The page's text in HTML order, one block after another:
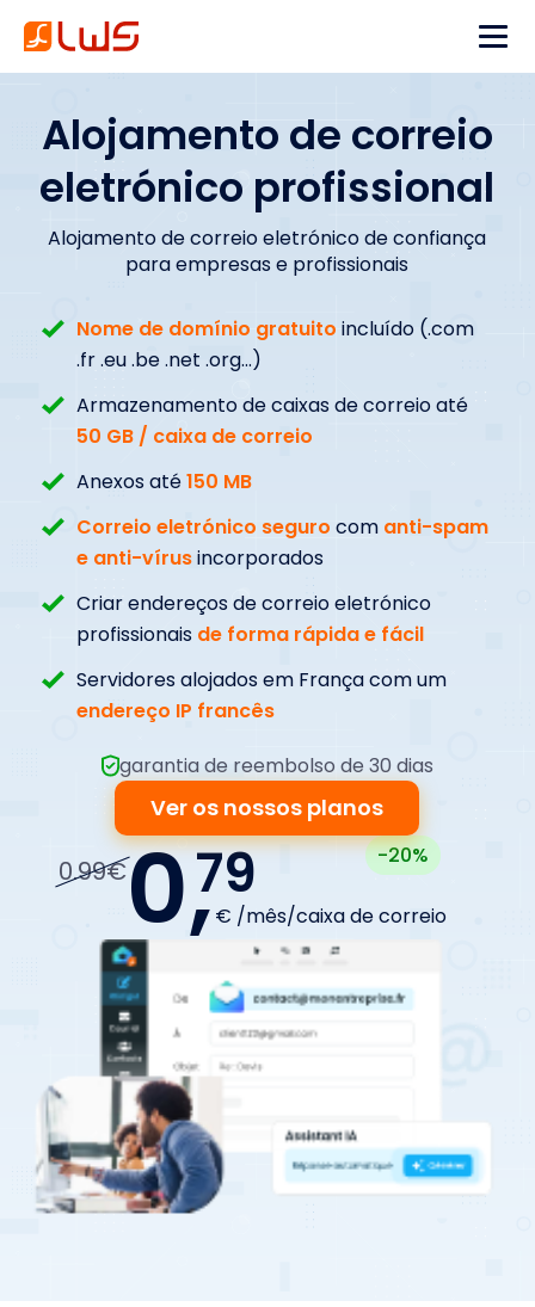
Alojamento de correio
eletrónico profissional
Alojamento de correio eletrónico de confiança
para empresas e profissionais
Nome de domínio gratuito incluído (.com
.fr .eu .be .net .org...)
Armazenamento de caixas de correio até
50 GB / caixa de correio
Anexos até150 MB
Correio eletrónico seguro com anti-spam
e anti-vírusincorporados
Criar endereços de correio eletrónico
profissionais de forma rápida e fácil
Servidores alojados em França com um
endereço IP francês
0.99€0,79
€ /mês/caixa de correio
-20%
Ver os nossos planos
garantia de reembolso de 30 dias